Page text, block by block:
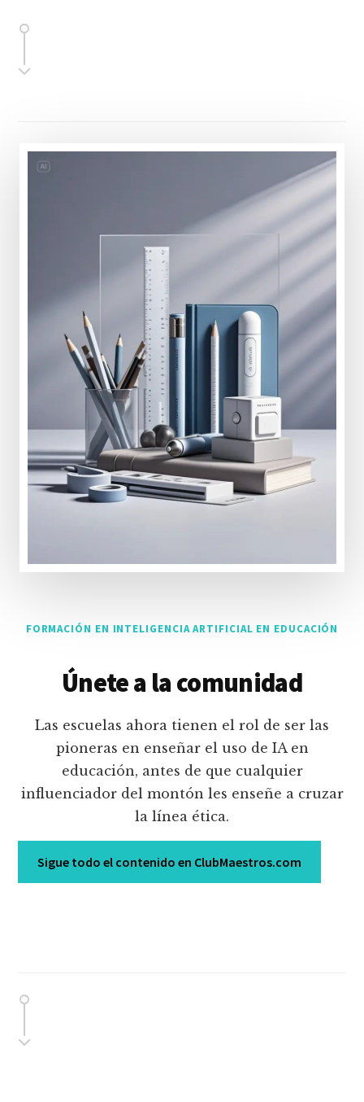
FORMACIÓN EN INTELIGENCIA ARTIFICIAL EN EDUCACIÓN
Únete a la comunidad
Las escuelas ahora tienen el rol de ser las
pioneras en enseñar el uso de IA en
educación, antes de que cualquier
influenciador del montón les enseñe a cruzar
la línea ética.
Sigue todo el contenido en ClubMaestros.com